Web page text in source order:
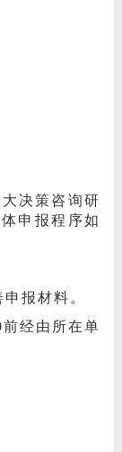
决策咨询研
申报程序如
报材料。
经由所在单